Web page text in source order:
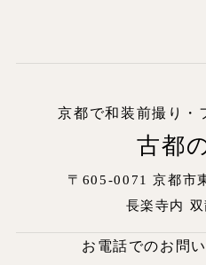
京都で和装前撮り・
古都
〒605-0071 京都市
長楽寺内
お電話でのお問